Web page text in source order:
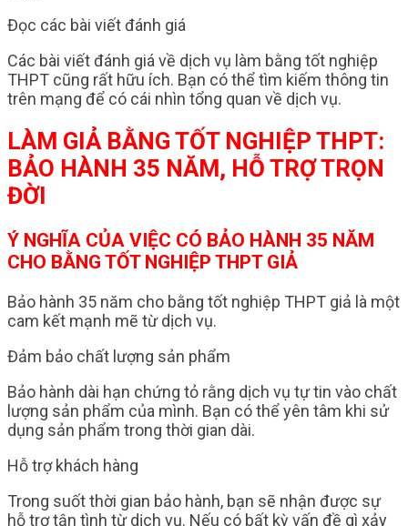
Đọc các bài viết đánh giá
Các bài viết đánh giá về dịch vụ làm bằng tốt nghiệp
THPT cũng rất hữu ích. Bạn có thể tìm kiếm thông tin
trên mạng để có cái nhìn tổng quan về dịch vụ.
LÀM GIẢ BẰNG TỐT NGHIỆP THPT:
BẢO HÀNH 35 NĂM, HỖ TRỢ TRỌN
ĐỜI
Ý NGHĨA CỦA VIỆC CÓ BẢO HÀNH 35 NĂM
CHO BẰNG TỐT NGHIỆP THPT GIẢ
Bảo hành 35 năm cho bằng tốt nghiệp THPT giả là một
cam kết mạnh mẽ từ dịch vụ.
Đảm bảo chất lượng sản phẩm
Bảo hành dài hạn chứng tỏ rằng dịch vụ tự tin vào chất
lượng sản phẩm của mình. Bạn có thể yên tâm khi sử
dụng sản phẩm trong thời gian dài.
Hỗ trợ khách hàng
Trong suốt thời gian bảo hành, bạn sẽ nhận được sự
hỗ trợ tận tình từ dịch vụ. Nếu có bất kỳ vấn đề gì xảy